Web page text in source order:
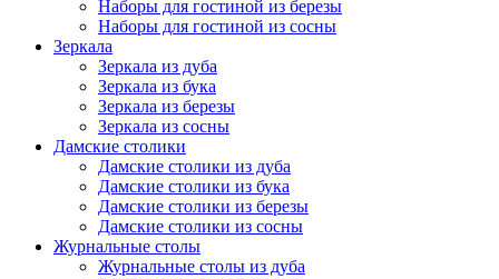
Наборы для гостиной из березы
Наборы для гостиной из сосны
Зеркала
Зеркала из дуба
Зеркала из бука
Зеркала из березы
Зеркала из сосны
Дамские столики
Дамские столики из дуба
Дамские столики из бука
Дамские столики из березы
Дамские столики из сосны
Журнальные столы
Журнальные столы из дуба